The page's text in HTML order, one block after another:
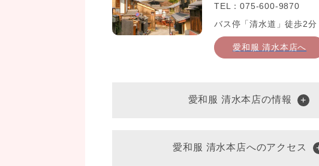
TEL：075-600-9870
バス停「清水道」徒歩2分
愛和服 清水本店へ
愛和服 清水本店の情報
愛和服 清水本店へのアクセス